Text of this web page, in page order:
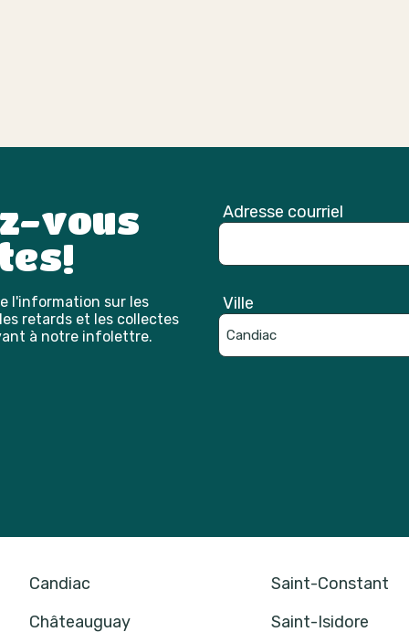
vous
l'information sur les
retards et les collectes
à notre infolettre.
Adresse courriel
Ville
Candiac
Saint-Constant
Châteauguay
Saint-Isidore